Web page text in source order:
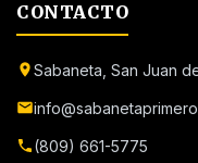
CONTACTO
Sabaneta, San Juan
(809) 661-5775